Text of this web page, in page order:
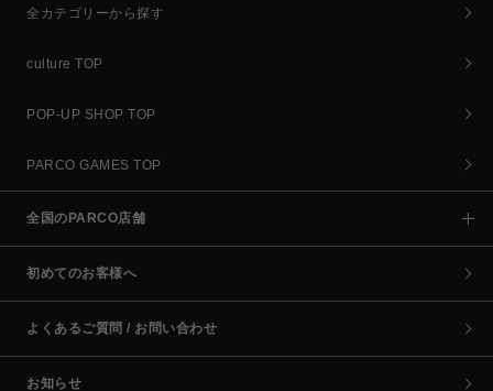
全カテゴリーから探す
culture TOP
POP-UP SHOP TOP
PARCO GAMES TOP
全国のPARCO店舗
初めてのお客様へ
よくあるご質問 / お問い合わせ
お知らせ